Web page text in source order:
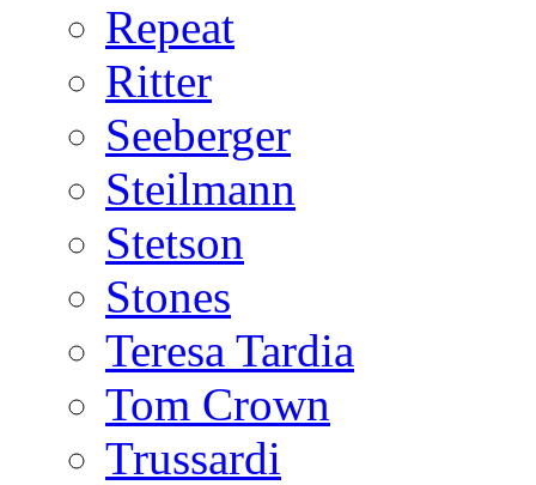
Repeat
Ritter
Seeberger
Steilmann
Stetson
Stones
Teresa Tardia
Tom Crown
Trussardi